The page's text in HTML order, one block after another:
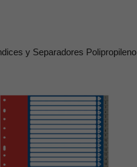
y Separadores Polipropileno